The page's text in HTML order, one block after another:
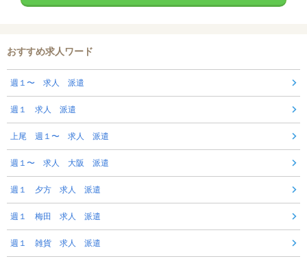
おすすめ求人ワード
週１〜 求人 派遣
週１ 求人 派遣
上尾 週１〜 求人 派遣
週１〜 求人 大阪 派遣
週１ 夕方 求人 派遣
週１ 梅田 求人 派遣
週１ 雑貨 求人 派遣